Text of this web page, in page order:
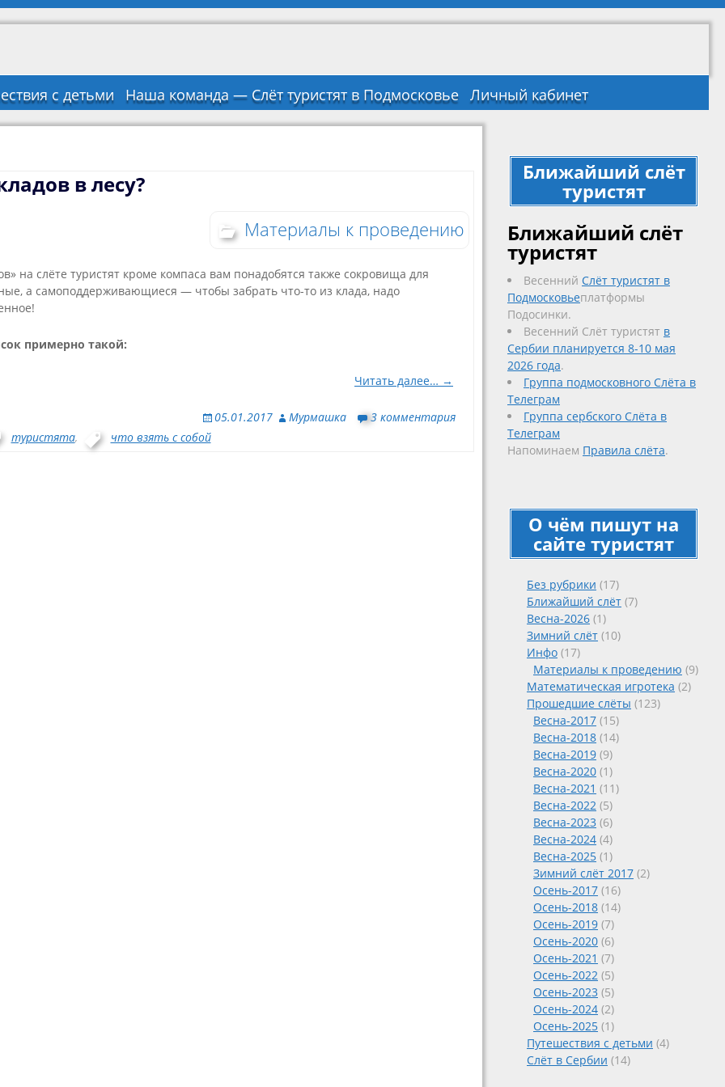
с детьми Наша команда — Слёт туристят в Подмосковье Личный кабинет
Ближайший слёт
туристят
Ближайший слёт
туристят
Весенний Слёт туристят в
Подмосковьеплатформы
Подосинки.
Весенний Слёт туристят в
Сербии планируется 8-10 мая
2026 года.
Группа подмосковного Слёта в
Телеграм
Группа сербского Слёта в
Телеграм
Напоминаем Правила слёта.
О чём пишут на
сайте туристят
Без рубрики (17)
Ближайший слёт (7)
Весна-2026 (1)
Зимний слёт (10)
Инфо (17)
Материалы к проведению (9)
Математическая игротека (2)
Прошедшие слёты (123)
Весна-2017 (15)
Весна-2018 (14)
Весна-2019 (9)
Весна-2020 (1)
Весна-2021 (11)
Весна-2022 (5)
Весна-2023 (6)
Весна-2024 (4)
Весна-2025 (1)
Зимний слёт 2017 (2)
Осень-2017 (16)
Осень-2018 (14)
Осень-2019 (7)
Осень-2020 (6)
Осень-2021 (7)
Осень-2022 (5)
Осень-2023 (5)
Осень-2024 (2)
Осень-2025 (1)
Путешествия с детьми (4)
Слёт в Сербии (14)
в лесу?
Материалы к проведению
на слёте туристят кроме компаса вам понадобятся также сокровища для
а самоподдерживающиеся — чтобы забрать что-то из клада, надо
примерно такой:
Читать далее… →
05.01.2017 Мурмашка
3 комментария
туристята, что взять с собой